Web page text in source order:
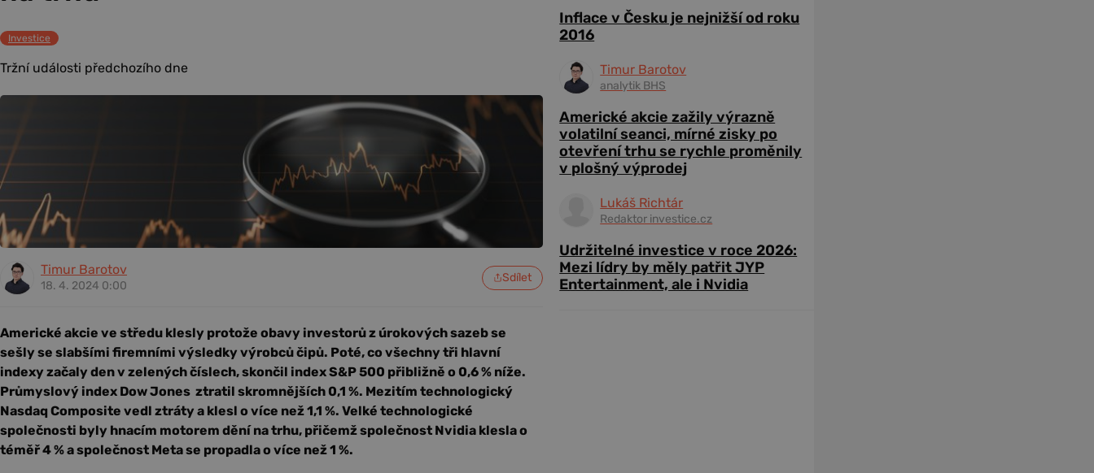
Investice
Tržní události předchozího dne
Timur Barotov
18. 4. 2024 0:00
Sdílet
Americké akcie ve středu klesly protože obavy investorů z úrokových sazeb se
sešly se slabšími firemními výsledky výrobců čipů. Poté, co všechny tři hlavní
indexy začaly den v zelených číslech, skončil index S&P 500 přibližně o 0,6 % níže.
Průmyslový index Dow Jones ztratil skromnějších 0,1 %. Mezitím technologický
Nasdaq Composite vedl ztráty a klesl o více než 1,1 %. Velké technologické
společnosti byly hnacím motorem dění na trhu, přičemž společnost Nvidia klesla o
téměř 4 % a společnost Meta se propadla o více než 1 %.
Inflace v Česku je nejnižší od roku
2016
Timur Barotov
analytik BHS
Americké akcie zažily výrazně
volatilní seanci, mírné zisky po
otevření trhu se rychle proměnily
v plošný výprodej
Lukáš Richtár
Redaktor investice.cz
Udržitelné investice v roce 2026:
Mezi lídry by měly patřit JYP
Entertainment, ale i Nvidia